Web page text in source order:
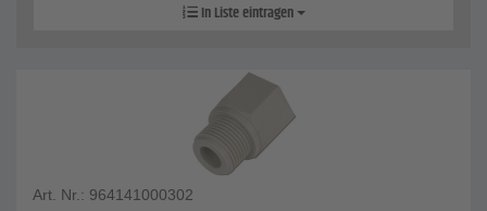
In Liste eintragen
Art. Nr.: 964141000302